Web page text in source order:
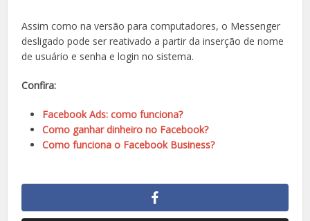
Assim como na versão para computadores, o Messenger
desligado pode ser reativado a partir da inserção de nome
de usuário e senha e login no sistema.
Confira:
Facebook Ads: como funciona?
Como ganhar dinheiro no Facebook?
Como funciona o Facebook Business?